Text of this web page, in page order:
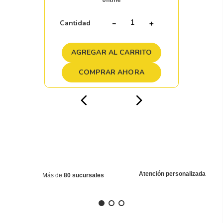
Nacional
6pzs
$ 5211 11
Envío e instalación,gratis comprando
online
Cantidad